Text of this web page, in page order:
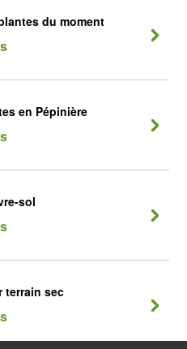
du moment
en Pépinière
sol
terrain sec